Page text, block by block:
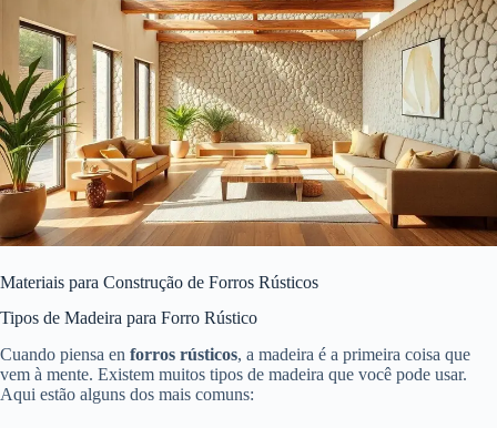
Materiais para Construção de Forros Rústicos
Tipos de Madeira para Forro Rústico
Cuando piensa en forros rústicos, a madeira é a primeira coisa que
vem à mente. Existem muitos tipos de madeira que você pode usar.
Aqui estão alguns dos mais comuns: